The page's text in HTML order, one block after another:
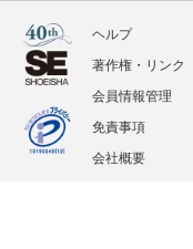
ヘルプ
著作権・リンク
会員情報管理
免責事項
会社概要